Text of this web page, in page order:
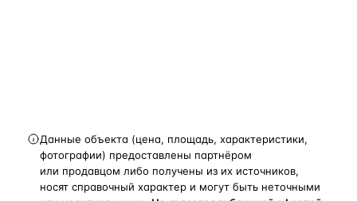
Данные объекта (цена, площадь, характеристики,
фотографии) предоставлены партнёром
или продавцом либо получены из их источников,
носят справочный характер и могут быть неточными